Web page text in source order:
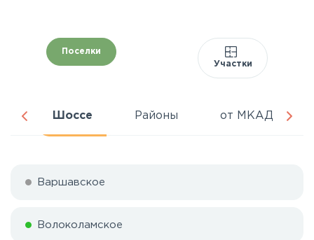
Поселки
Участки
Шоссе Районы от МКАД
Варшавское
Волоколамское